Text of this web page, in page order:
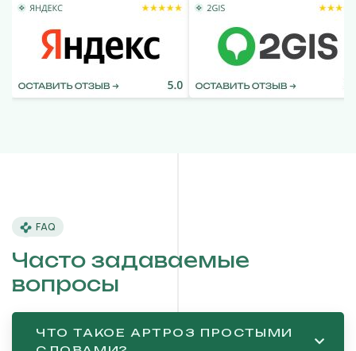
FAQ
Часто задаваемые
вопросы
ЧТО ТАКОЕ АРТРОЗ ПРОСТЫМИ